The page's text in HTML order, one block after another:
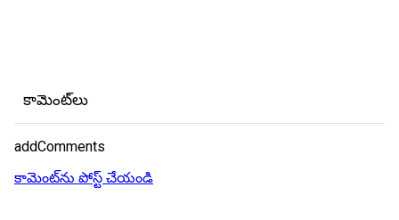
కామెంట్‌లు
addComments
కామెంట్‌ను పోస్ట్ చేయండి